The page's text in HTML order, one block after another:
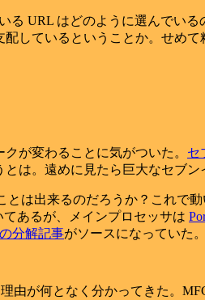
る URL はどのように選んでい
しているということか。せめて
が変わることに気がついた。 セ
は。遠めに見たら巨大なセブ
とは出来るのだろうか？これで
あるが、メインプロセッサは
分解記事がソースになっていた
由が何となく分かってきた。